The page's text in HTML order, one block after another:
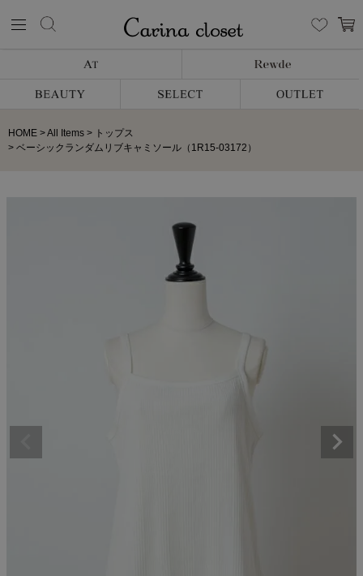
HOME All Items
トップス
ベーシックランダムリブキャミソール（1R15-03172）